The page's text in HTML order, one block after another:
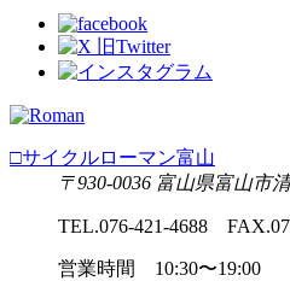
□サイクルローマン富山
〒930-0036 富山県富山市
TEL.076-421-4688
営業時間 10:30〜19:00